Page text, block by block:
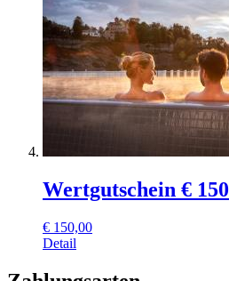
Wertgutschein € 150
€ 150,00
Detail